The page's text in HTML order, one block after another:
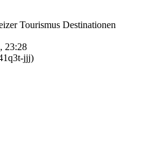
Tourismus Destinationen
23:28
jjj)